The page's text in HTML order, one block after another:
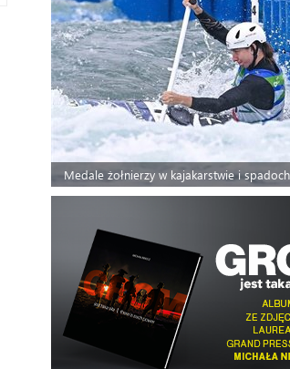
Medale żołnierzy w kajakarstwie i